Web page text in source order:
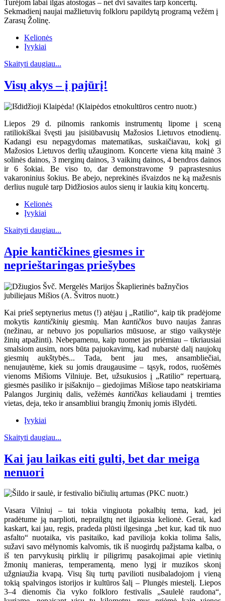
Turėjom labai ilgas atostogas – net dvi savaites tarp koncertų.
Sekmadienį naujai mažlietuvių folkloru papildytą programą vežėm į
Zarasų Žolinę.
Kelionės
Įvykiai
Skaityti daugiau...
Visų akys – į pajūrį!
Liepos 29 d. pilnomis rankomis instrumentų lipome į sceną
ratiliokiškai švęsti jau įsisiūbavusių Mažosios Lietuvos etnodienų.
Kadangi esu nepagydomas matematikas, suskaičiavau, kokį gi
Mažosios Lietuvos derlių užauginom. Koncerte viena kitą mainė 3
solinės dainos, 3 merginų dainos, 3 vaikinų dainos, 4 bendros dainos
ir 6 šokiai. Be viso to, dar demonstravome 9 paprastesnius
vakaroninius šokius. Be abejo, neprekinės išvaizdos ne ką mažesnis
derlius nugulė tarp Didžiosios aulos sienų ir laukia kitų koncertų.
Kelionės
Įvykiai
Skaityti daugiau...
Apie kantičkines giesmes ir
neprieštaringas priešybes
Kai prieš septynerius metus (!) atėjau į „Ratilio“, kaip tik pradėjome
mokytis kantičkiniųgiesmių. Mankantičkos buvo naujas žanras
(nežinau, ar nebuvo jos populiarios mūsuose, ar stigo vaikystėje
žinių atpažinti). Nebepamenu, kaip tuomet jas priėmiau – tikriausiai
smalsiom ausim, nors būta pajuokavimų, kad nubarstė dalį naujokų
giesmių aukštybės... Tada, bent jau mes, ansambliečiai,
nenujautėme, kiek su jomis draugausime – tąsyk, rodos, ruošėmės
vienoms Mišioms Vilniuje. Bet, užsukusios į „Ratilio“ repertuarą,
giesmės pasiliko ir įsišaknijo – giedojimas Mišiose tapo neatskiriama
Palangos Jurginių dalis, vežėmės kantičkas keliaudami į tremties
vietas, deja, teko ir ansambliui brangių žmonių jomis išlydėti.
Įvykiai
Skaityti daugiau...
Kai jau laikas eiti gulti, bet dar meiga
nenuori
Vasara Vilniuj – tai tokia vingiuota pokalbių tema, kad, jei
pradėtume ją narplioti, neprailgtų net ilgiausia kelionė. Gerai, kad
kaskart, kai jau, regis, pradeda plūsti ilgesinga „bet kur, kad tik nuo
asfalto“ nuotaika, vis pasitaiko, kad pavilioja kokia tolima šalis,
sužavi savo mėlynomis kalvomis, tik iš nuogirdų pažįstama kalba, o
iš ten parvykusių pirklių ir piligrimų pasakojimai apie vietinių
žmonių manieras, temperamentą, meno lygį ir muzikos skonį
užgniaužia kvapą. Visų šių turtų pavilioti nusibaladojom į vieną
tokią spalvingos istorijos ir kultūros šalį – Plungės miestelį. Liepos
3–4 dienomis čia vyko folkloro festivalis „Saulelė raudona“,